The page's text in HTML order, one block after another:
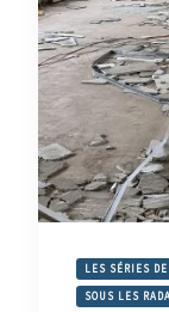
LES SÉRIES
SOUS LES